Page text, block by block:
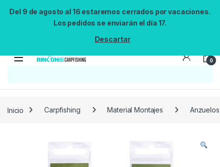
Del 9 de agosto al 16 estaremos cerrados por vacaciones.
Los pedidos se enviarán el día 17.
Descartar
0